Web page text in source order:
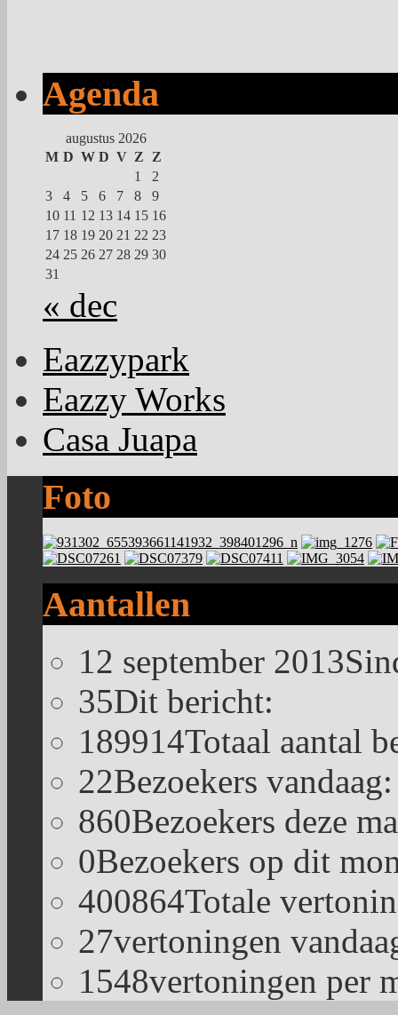
Agenda
augustus 2026
M D W D V Z Z
1
2
3
4 5 6 7 8
9
10 11 12 13 14 15 16
17 18 19 20 21 22 23
24 25 26 27 28 29 30
31
« dec
Eazzypark
Eazzy Works
Casa Juapa
Foto
Aantallen
12 september 2013
35Dit bericht:
189914Totaal aantal
22Bezoekers vandaag:
860Bezoekers deze
0Bezoekers op dit
400864Totale
27vertoningen
1548vertoningen per